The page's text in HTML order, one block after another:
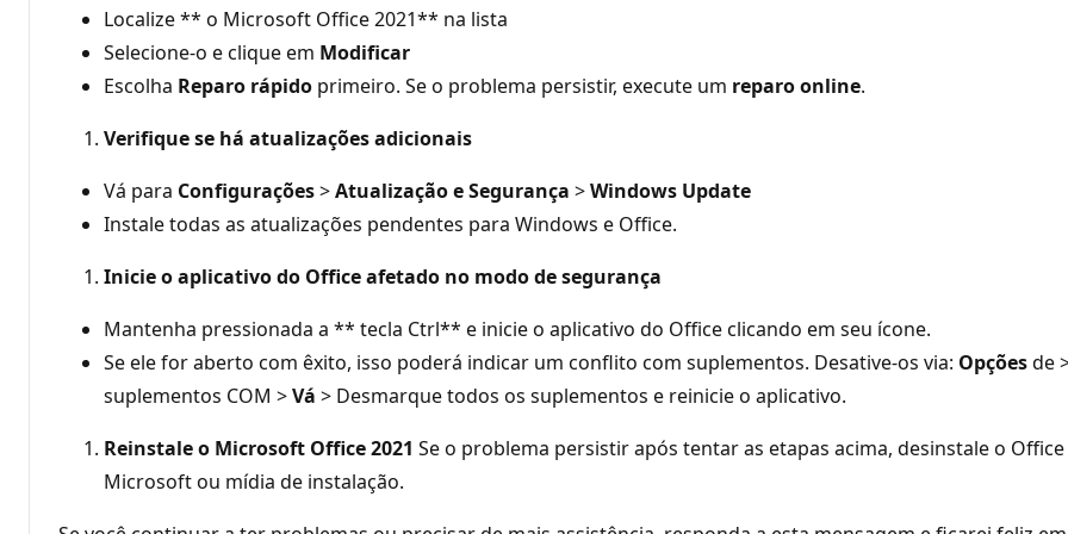
Localize ** o Microsoft Office 2021** na lista
Selecione-o e clique em Modificar
Escolha Reparo rápido primeiro. Se o problema persistir, execute um reparo online.
Verifique se há atualizações adicionais
Vá para Configurações>Atualização e Segurança >Windows Update
Instale todas as atualizações pendentes para Windows e Office.
Inicie o aplicativo do Office afetado no modo de segurança
Mantenha pressionada a ** tecla Ctrl** e inicie o aplicativo do Office clicando em seu ícone.
Se ele for aberto com êxito, isso poderá indicar um conflito com suplementos. Desative-os via: Opçõesde
suplementos COM >Vá > Desmarque todos os suplementos e reinicie o aplicativo.
Reinstale o Microsoft Office 2021 Se o problema persistir após tentar as etapas acima, desinstale o
Microsoft ou mídia de instalação.